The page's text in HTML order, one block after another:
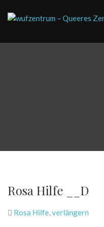
Rosa Hilfe __D
Rosa Hilfe,verlängern